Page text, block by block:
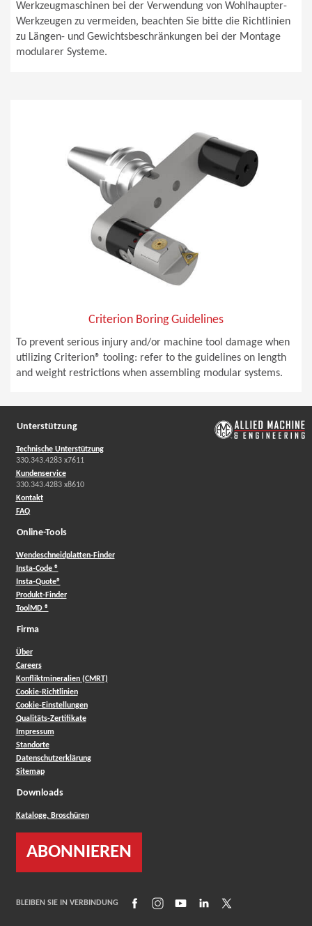
Werkzeugmaschinen bei der Verwendung von Wohlhaupter-
Werkzeugen zu vermeiden, beachten Sie bitte die Richtlinien
zu Längen- und Gewichtsbeschränkungen bei der Montage
modularer Systeme.
Criterion Boring Guidelines
To prevent serious injury and/or machine tool damage when
utilizing Criterion® tooling: refer to the guidelines on length
and weight restrictions when assembling modular systems.
Unterstützung
Technische Unterstützung
330.343.4283 x7611
Kundenservice
330.343.4283 x8610
Kontakt
FAQ
Online-Tools
Wendeschneidplatten-Finder
Insta-Code ®
Insta-Quote®
Produkt-Finder
ToolMD ®
Firma
Über
Careers
Konfliktmineralien (CMRT)
Cookie-Richtlinien
Cookie-Einstellungen
Qualitäts-Zertifikate
Impressum
Standorte
Datenschutzerklärung
Sitemap
Downloads
Kataloge, Broschüren
ABONNIEREN
BLEIBEN SIE IN VERBINDUNG (Opens in a new window)
(Opens in a new window)
(Opens in a new window)
(Opens in a new window)